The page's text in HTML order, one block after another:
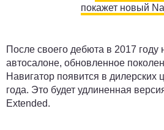
покажет новый
После своего дебюта в 2017
автосалоне, обновленное
Навигатор появится в дилерских
года. Это будет удлиненная
Extended.